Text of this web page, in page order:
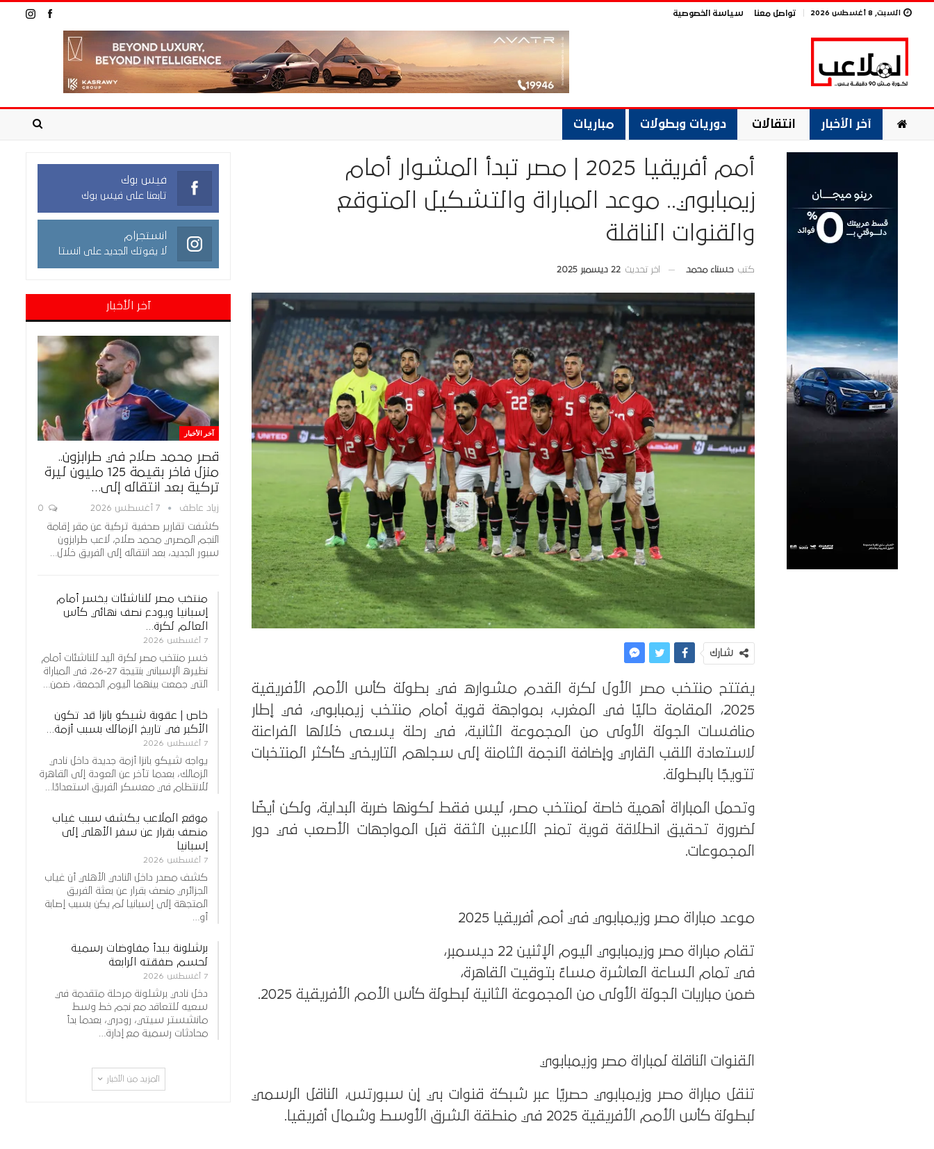
السبت, 8 أغسطس 2026 تواصل معنا سياسة الخصوصية
آخر الأخبار انتقالات دوريات وبطولات مباريات
أمم أفريقيا 2025 | مصر تبدأ المشوار أمام
زيمبابوي.. موعد المباراة والتشكيل المتوقع
والقنوات الناقلة
كتب حسناء محمد اخر تحديث 22 ديسمبر 2025
شارك
يفتتح منتخب مصر الأول لكرة القدم مشواره في بطولة كأس الأمم الأفريقية
2025، المقامة حاليًا في المغرب، بمواجهة قوية أمام منتخب زيمبابوي، في إطار
منافسات الجولة الأولى من المجموعة الثانية، في رحلة يسعى خلالها الفراعنة
لاستعادة اللقب القاري وإضافة النجمة الثامنة إلى سجلهم التاريخي كأكثر المنتخبات
تتويجًا بالبطولة.
وتحمل المباراة أهمية خاصة لمنتخب مصر، ليس فقط لكونها ضربة البداية، ولكن أيضًا
لضرورة تحقيق انطلاقة قوية تمنح اللاعبين الثقة قبل المواجهات الأصعب في دور
المجموعات.
موعد مباراة مصر وزيمبابوي في أمم أفريقيا 2025
تقام مباراة مصر وزيمبابوي اليوم الإثنين 22 ديسمبر،
في تمام الساعة العاشرة مساءً بتوقيت القاهرة،
ضمن مباريات الجولة الأولى من المجموعة الثانية لبطولة كأس الأمم الأفريقية 2025.
القنوات الناقلة لمباراة مصر وزيمبابوي
تنقل مباراة مصر وزيمبابوي حصريًا عبر شبكة قنوات بي إن سبورتس، الناقل الرسمي
لبطولة كأس الأمم الأفريقية 2025 في منطقة الشرق الأوسط وشمال أفريقيا.
فيس بوك
تابعنا على فيس بوك
انستجرام
لا يفوتك الجديد على انستا
آخر الأخبار
آخر الأخبار
قصر محمد صلاح في طرابزون..
منزل فاخر بقيمة 125 مليون ليرة
تركية بعد انتقاله إلى…
زياد عاطف 7 أغسطس 2026
كشفت تقارير صحفية تركية عن مقر إقامة
النجم المصري محمد صلاح، لاعب طرابزون
سبور الجديد، بعد انتقاله إلى الفريق خلال…
منتخب مصر للناشئات يخسر أمام
إسبانيا ويودع نصف نهائي كأس
العالم لكرة…
7 أغسطس 2026
خسر منتخب مصر لكرة اليد للناشئات أمام
نظيره الإسباني بنتيجة 27-26، في المباراة
التي جمعت بينهما اليوم الجمعة، ضمن…
خاص | عقوبة شيكو بانزا قد تكون
الأكبر في تاريخ الزمالك بسبب أزمة…
7 أغسطس 2026
يواجه شيكو بانزا أزمة جديدة داخل نادي
الزمالك، بعدما تأخر عن العودة إلى القاهرة
للانتظام في معسكر الفريق استعدادًا…
موقع الملاعب يكشف سبب غياب
منصف بقرار عن سفر الأهلي إلى
إسبانيا
7 أغسطس 2026
كشف مصدر داخل النادي الأهلي أن غياب
الجزائري منصف بقرار عن بعثة الفريق
المتجهة إلى إسبانيا لم يكن بسبب إصابة
أو…
برشلونة يبدأ مفاوضات رسمية
لحسم صفقته الرابعة
7 أغسطس 2026
دخل نادي برشلونة مرحلة متقدمة في
سعيه للتعاقد مع نجم خط وسط
مانشستر سيتي، رودري، بعدما بدأ
محادثات رسمية مع إدارة…
المزيد من الأخبار